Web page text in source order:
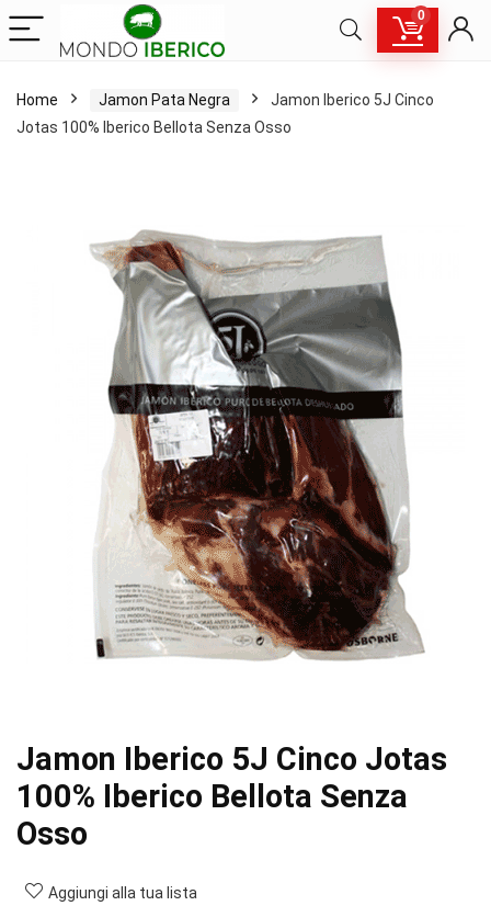
0
Home Jamon Pata Negra
Jamon Iberico 5J Cinco
Jotas 100% Iberico Bellota Senza Osso
Jamon Iberico 5J Cinco Jotas
100% Iberico Bellota Senza
Osso
Aggiungi alla tua lista